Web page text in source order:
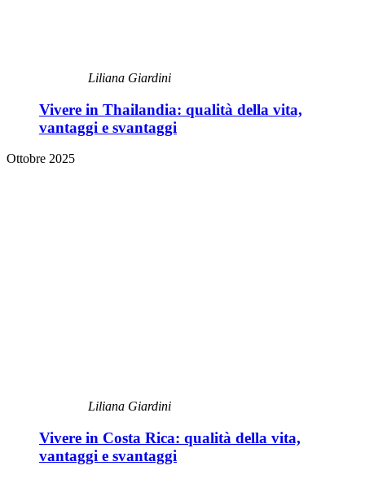
Liliana Giardini
Vivere in Thailandia: qualità della vita,
vantaggi e svantaggi
Ottobre 2025
Liliana Giardini
Vivere in Costa Rica: qualità della vita,
vantaggi e svantaggi